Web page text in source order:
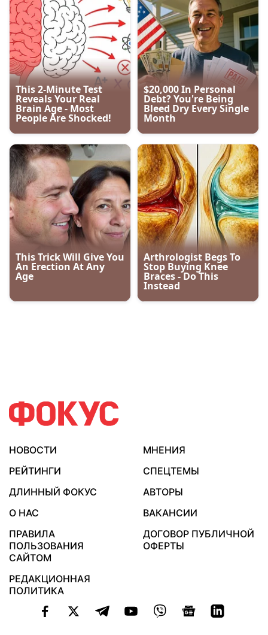
НОВОСТИ
МНЕНИЯ
РЕЙТИНГИ
СПЕЦТЕМЫ
ДЛИННЫЙ ФОКУС
АВТОРЫ
О НАС
ВАКАНСИИ
ПРАВИЛА
ПОЛЬЗОВАНИЯ
САЙТОМ
ДОГОВОР ПУБЛИЧНОЙ
ОФЕРТЫ
РЕДАКЦИОННАЯ
ПОЛИТИКА